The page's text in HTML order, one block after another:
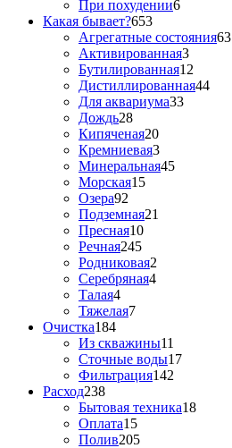
При похудении6
Какая бывает?653
Агрегатные состояния63
Активированная3
Бутилированная12
Дистиллированная44
Для аквариума33
Дождь28
Кипяченая20
Кремниевая3
Минеральная45
Морская15
Озера92
Подземная21
Пресная10
Речная245
Родниковая2
Серебряная4
Талая4
Тяжелая7
Очистка184
Из скважины11
Сточные воды17
Фильтрация142
Расход238
Бытовая техника18
Оплата15
Полив205